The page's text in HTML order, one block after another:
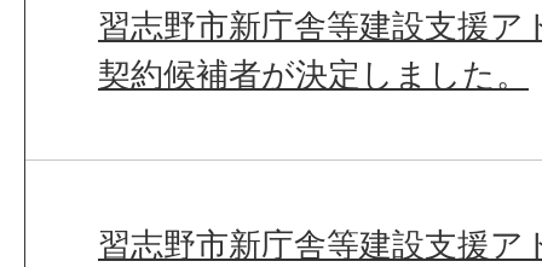
習志野市新庁舎等建設支援ア
契約候補者が決定しました。
習志野市新庁舎等建設支援ア